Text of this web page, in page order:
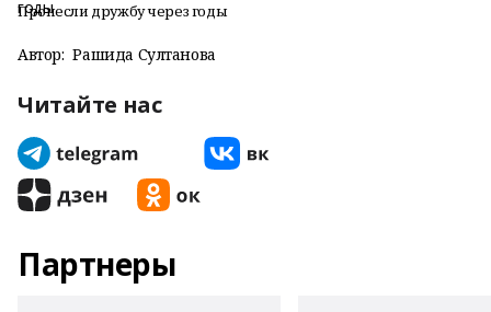
Пронесли дружбу через годы
Автор: Рашида Султанова
Читайте нас
Партнеры